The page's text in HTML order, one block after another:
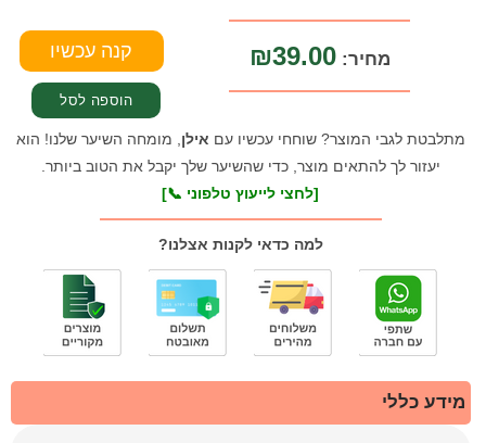
מחיר:₪39.00
מתלבטת לגבי המוצר? שוחחי עכשיו עם אילן , מומחה השיער שלנו! הוא
יעזור לך להתאים מוצר, כדי שהשיער שלך יקבל את הטוב ביותר.
[לחצי לייעוץ טלפוני 📞]
למה כדאי לקנות אצלנו?
מידע כללי